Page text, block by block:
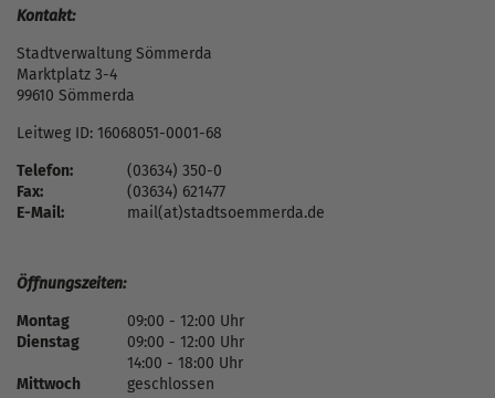
Kontakt:
Stadtverwaltung Sömmerda
Marktplatz 3-4
99610 Sömmerda
Leitweg ID: 16068051-0001-68
Telefon:
(03634) 350-0
Fax:
(03634) 621477
E-Mail:
mail(at)stadtsoemmerda.de
Öffnungszeiten:
Montag
09:00 - 12:00 Uhr
Dienstag
09:00 - 12:00 Uhr
14:00 - 18:00 Uhr
Mittwoch
geschlossen